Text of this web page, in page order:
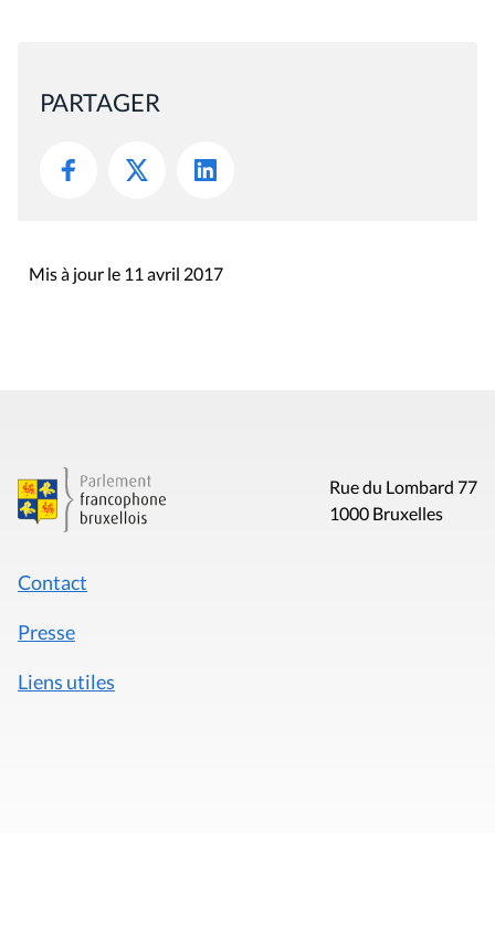
PARTAGER
Mis à jour le 11 avril 2017
Rue du Lombard 77
1000 Bruxelles
Contact
Presse
Liens utiles